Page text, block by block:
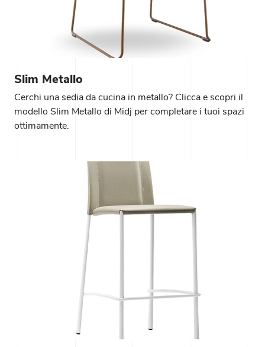
Slim Metallo
Cerchi una sedia da cucina in metallo? Clicca e scopri il
modello Slim Metallo di Midj per completare i tuoi spazi
ottimamente.